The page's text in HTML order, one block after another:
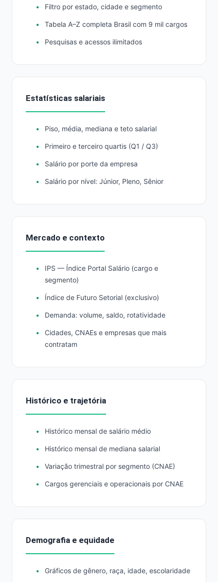
Filtro por estado, cidade e segmento
Tabela A–Z completa Brasil com 9 mil cargos
Pesquisas e acessos ilimitados
Estatísticas salariais
Piso, média, mediana e teto salarial
Primeiro e terceiro quartis (Q1 / Q3)
Salário por porte da empresa
Salário por nível: Júnior, Pleno, Sênior
Mercado e contexto
IPS — Índice Portal Salário (cargo e
segmento)
Índice de Futuro Setorial (exclusivo)
Demanda: volume, saldo, rotatividade
Cidades, CNAEs e empresas que mais
contratam
Histórico e trajetória
Histórico mensal de salário médio
Histórico mensal de mediana salarial
Variação trimestral por segmento (CNAE)
Cargos gerenciais e operacionais por CNAE
Demografia e equidade
Gráficos de gênero, raça, idade, escolaridade